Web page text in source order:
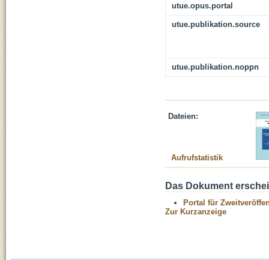
utue.opus.portal
utue.publikation.source
utue.publikation.noppn
Dateien:
Aufrufstatistik
Das Dokument
Portal für
Zur Kurzanzeige